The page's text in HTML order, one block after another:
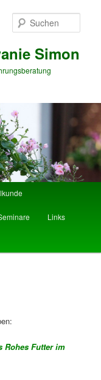
Simon
Links
Rohes Futter im